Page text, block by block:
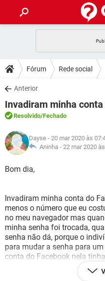
CELULAR
OUTLOOK
INSTAGRAM
GUIA DE COMPRAS
DICAS
JOGOS
OUTLOOK
INSTAGRAM
GUIA DE COMPRAS
DOWNLOADS
JOGOS
CELULAR
OUTLOOK
INSTAGRAM
GUIA DE COMPRAS
FÓRUM
JOGOS
CELULAR
GUIA DE COMPRAS
GLOSSÁRIO
JOGOS
CELULAR
GUIA DE COMPRAS
Fórum Rede social
Anterior
Invadiram minha
Resolvido/Fechado
Dayse - 20 mar 2020 às
Aninha - 22 mar 2020
Bom dia,
Invadiram minha conta do
menos o número que eu
no meu navegador mas
minha senha foi trocada,
senha não dá, porque o
para mudar a senha para
conta do Facebook nela
que já gastei muito dinheiro
recuperar meu Facebook,